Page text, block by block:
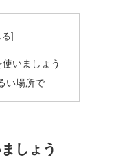
いましょう
い場所で
しょう